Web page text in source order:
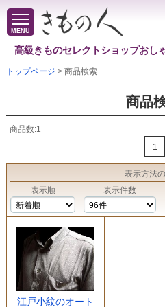
MENU
高級きものセレクトショップおし
トップページ > 商品検索
商品
商品数:1
1
表示方法
表示順
表示件数
江戸小紋のオート